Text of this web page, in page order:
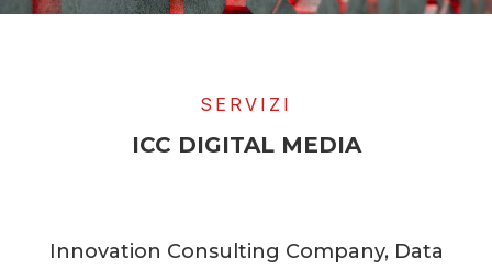
SERVIZI
ICC DIGITAL MEDIA
Innovation Consulting Company, Data